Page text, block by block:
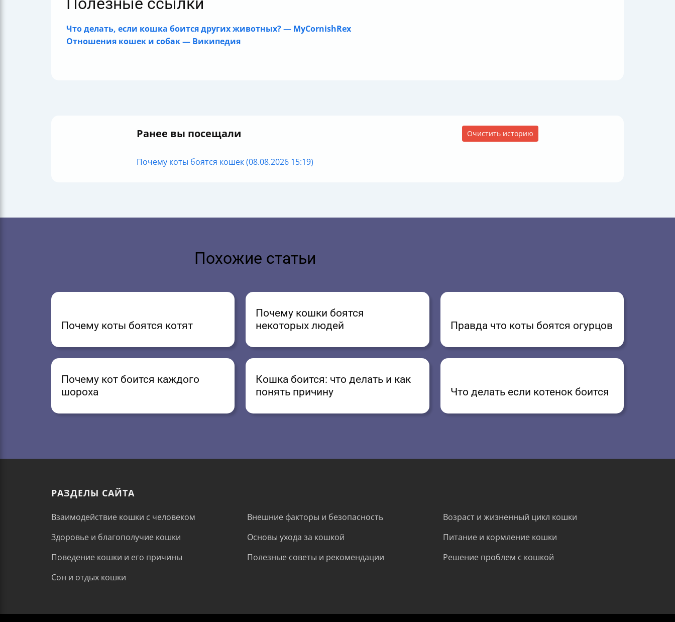
Что делать, если кошка боится других животных? — MyCornishRex
Отношения кошек и собак — Википедия
Ранее вы посещали Очистить историю
Почему коты боятся кошек (08.08.2026 15:19)
Похожие статьи
Почему коты боятся котят
Почему кошки боятся
некоторых людей
Правда что коты боятся огурцов
Почему кот боится каждого
шороха
Кошка боится: что делать и как
понять причину
Что делать если котенок боится
РАЗДЕЛЫ САЙТА
Взаимодействие кошки с человеком Внешние факторы и безопасность
Возраст и жизненный цикл кошки
Здоровье и благополучие кошки
Основы ухода за кошкой
Питание и кормление кошки
Поведение кошки и его причины
Полезные советы и рекомендации
Решение проблем с кошкой
Сон и отдых кошки